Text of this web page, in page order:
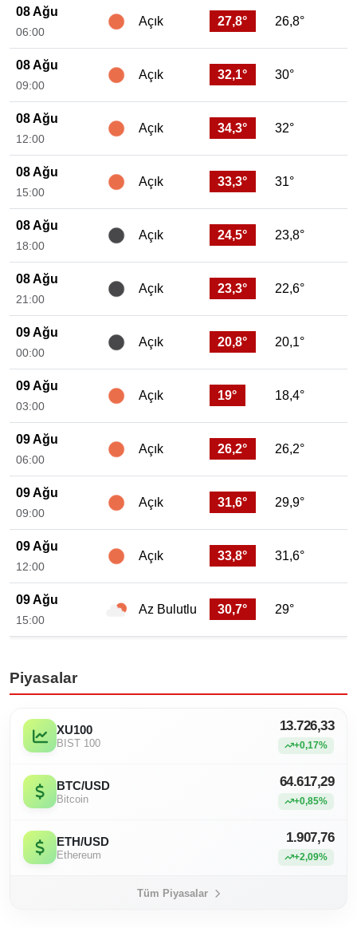
08 Ağu
06:00
Açık 27,8° 26,8°
08 Ağu
09:00
Açık 32,1° 30°
08 Ağu
12:00
Açık 34,3° 32°
08 Ağu
15:00
Açık 33,3° 31°
08 Ağu
18:00
Açık 24,5° 23,8°
08 Ağu
21:00
Açık 23,3° 22,6°
09 Ağu
00:00
Açık 20,8° 20,1°
09 Ağu
03:00
Açık 19° 18,4°
09 Ağu
06:00
Açık 26,2° 26,2°
09 Ağu
09:00
Açık 31,6° 29,9°
09 Ağu
12:00
Açık 33,8° 31,6°
09 Ağu
15:00
Az Bulutlu 30,7° 29°
Piyasalar
XU100
BIST 100
13.726,33
+0,17%
BTC/USD
Bitcoin
64.617,29
+0,85%
ETH/USD
Ethereum
1.907,76
+2,09%
Tüm Piyasalar